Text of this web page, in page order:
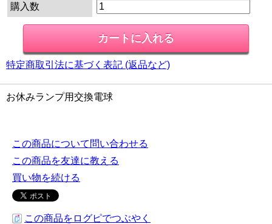
購入数
特定商取引法に基づく表記 (返品など)
お休みランプ用交換電球
この商品について問い合わせる
この商品を友達に教える
買い物を続ける
この商品をログピでつぶやく